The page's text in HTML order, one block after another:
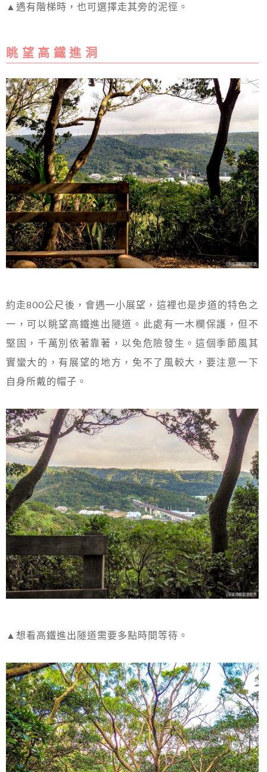
▲遇有階梯時，也可選擇走其旁的泥徑。
眺 望 高 鐵 進 洞
約走800公尺後，會遇一小展望，這裡也是步道的特色之
一，可以眺望高鐵進出隧道。此處有一木欄保護，但不
堅固，千萬別依著靠著，以免危險發生。這個季節風其
實蠻大的，有展望的地方，免不了風較大，要注意一下
自身所戴的帽子。
▲想看高鐵進出隧道需要多點時間等待。